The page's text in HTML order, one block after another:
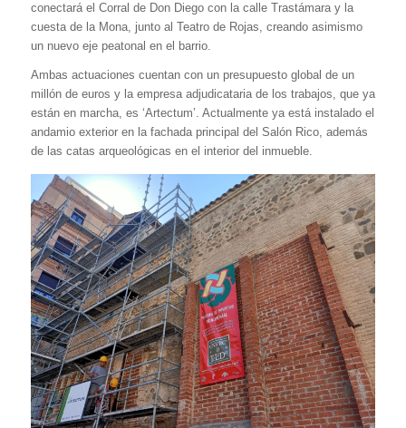
conectará el Corral de Don Diego con la calle Trastámara y la
cuesta de la Mona, junto al Teatro de Rojas, creando asimismo
un nuevo eje peatonal en el barrio.
Ambas actuaciones cuentan con un presupuesto global de un
millón de euros y la empresa adjudicataria de los trabajos, que ya
están en marcha, es ‘Artectum’. Actualmente ya está instalado el
andamio exterior en la fachada principal del Salón Rico, además
de las catas arqueológicas en el interior del inmueble.